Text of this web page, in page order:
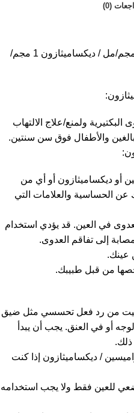
(0)
معلق قطرات للعين توبراميسين 3 مجم/مل / ديكساميثازون 1 مجم/
البكتيرية ولمنع/علاج الالتهاب
والأطفال فوق سن سنتين.
أو ديكساميثازون أو أي من
عن الحساسية والعلامات التي
في العين. قد يؤدي استخدام
إلى تفاقم العدوى.
عينك.
من قبل طبيبك.
من رد فعل تحسسي مثل ضيق
أو في العنق. يجب أن يبدأ
ذلك.
/ ديكساميثازون إذا كنت
للعين فقط ولا يجب استخدامه